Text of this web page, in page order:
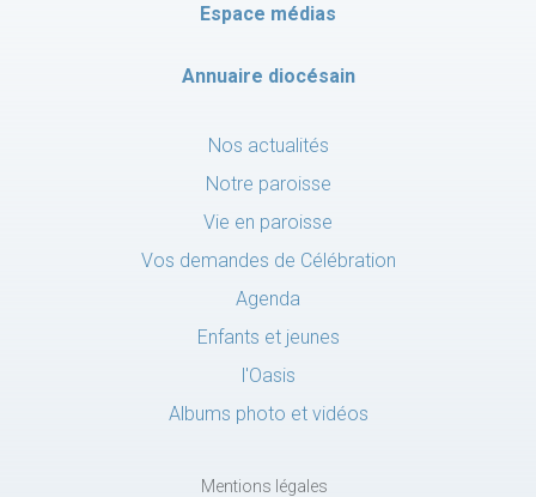
Espace médias
Annuaire diocésain
Nos actualités
Notre paroisse
Vie en paroisse
Vos demandes de Célébration
Agenda
Enfants et jeunes
l'Oasis
Albums photo et vidéos
Mentions légales